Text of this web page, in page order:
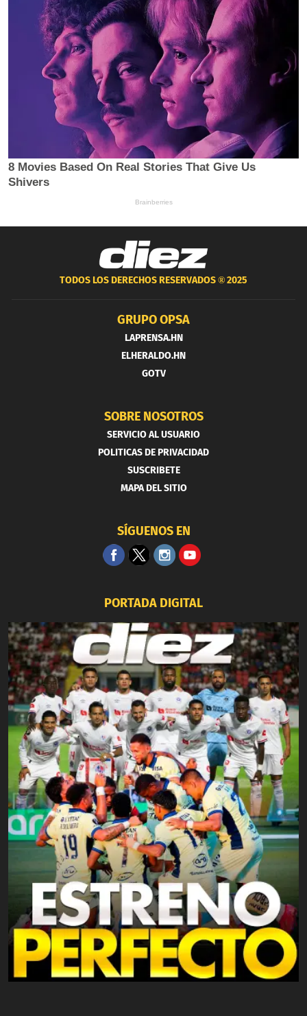
TODOS LOS DERECHOS RESERVADOS ®2025
GRUPO OPSA
LAPRENSA.HN
ELHERALDO.HN
GOTV
SOBRE NOSOTROS
SERVICIO AL USUARIO
POLITICAS DE PRIVACIDAD
SUSCRIBETE
MAPA DEL SITIO
SÍGUENOS EN
PORTADA DIGITAL